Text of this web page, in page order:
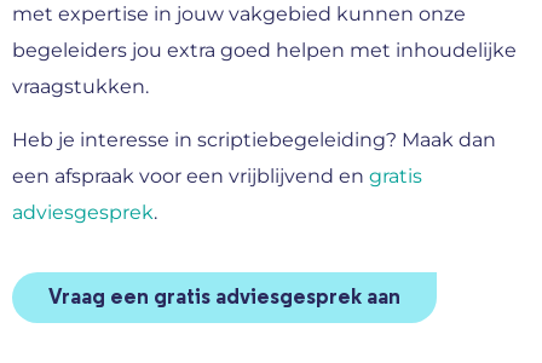
met expertise in jouw vakgebied kunnen onze
begeleiders jou extra goed helpen met inhoudelijke
vraagstukken.
Heb je interesse in scriptiebegeleiding? Maak dan
een afspraak voor een vrijblijvend en gratis
adviesgesprek.
Vraag een gratis adviesgesprek aan